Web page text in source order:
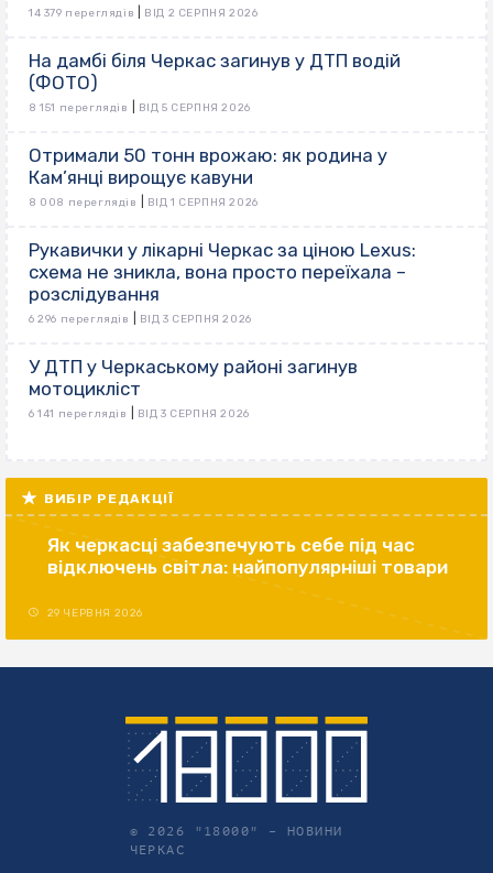
14 379 переглядів ВІД 2 СЕРПНЯ 2026
На дамбі біля Черкас загинув у ДТП водій
(ФОТО)
8 151 переглядів ВІД 5 СЕРПНЯ 2026
Отримали 50 тонн врожаю: як родина у
Кам’янці вирощує кавуни
8 008 переглядів ВІД 1 СЕРПНЯ 2026
Рукавички у лікарні Черкас за ціною Lexus:
схема не зникла, вона просто переїхала –
розслідування
6 296 переглядів ВІД 3 СЕРПНЯ 2026
У ДТП у Черкаському районі загинув
мотоцикліст
6 141 переглядів ВІД 3 СЕРПНЯ 2026
ВИБІР РЕДАКЦІЇ
Як черкасці забезпечують себе під час
відключень світла: найпопулярніші товари
29 ЧЕРВНЯ 2026
© 2026 "18000" – НОВИНИ
ЧЕРКАС